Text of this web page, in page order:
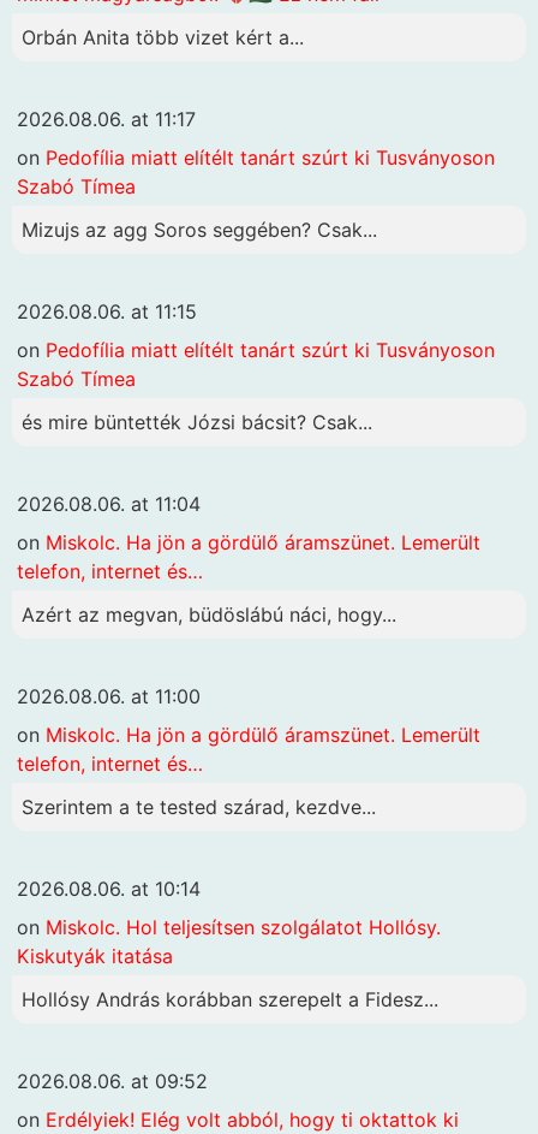
Orbán Anita több vizet kért a...
2026.08.06. at 11:17
on Pedofília miatt elítélt tanárt szúrt ki Tusványoson
Szabó Tímea
Mizujs az agg Soros seggében? Csak...
2026.08.06. at 11:15
on Pedofília miatt elítélt tanárt szúrt ki Tusványoson
Szabó Tímea
és mire büntették Józsi bácsit? Csak...
2026.08.06. at 11:04
on Miskolc. Ha jön a gördülő áramszünet. Lemerült
telefon, internet és…
Azért az megvan, büdöslábú náci, hogy...
2026.08.06. at 11:00
on Miskolc. Ha jön a gördülő áramszünet. Lemerült
telefon, internet és…
Szerintem a te tested szárad, kezdve...
2026.08.06. at 10:14
on Miskolc. Hol teljesítsen szolgálatot Hollósy.
Kiskutyák itatása
Hollósy András korábban szerepelt a Fidesz...
2026.08.06. at 09:52
on Erdélyiek! Elég volt abból, hogy ti oktattok ki